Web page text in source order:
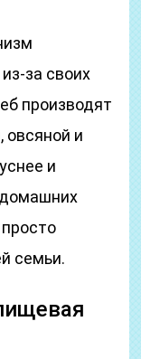
за своих
производят
овсяной и
и
семьи.